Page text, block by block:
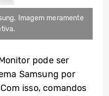
Imagem meramente
pode ser
Samsung por
isso, comandos